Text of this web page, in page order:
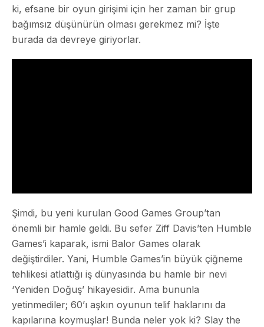
ki, efsane bir oyun girişimi için her zaman bir grup
bağımsız düşünürün olması gerekmez mi? İşte
burada da devreye giriyorlar.
Şimdi, bu yeni kurulan Good Games Group’tan
önemli bir hamle geldi. Bu sefer Ziff Davis’ten Humble
Games’i kaparak, ismi Balor Games olarak
değiştirdiler. Yani, Humble Games’in büyük çiğneme
tehlikesi atlattığı iş dünyasında bu hamle bir nevi
‘Yeniden Doğuş’ hikayesidir. Ama bununla
yetinmediler; 60’ı aşkın oyunun telif haklarını da
kapılarına koymuşlar! Bunda neler yok ki? Slay the